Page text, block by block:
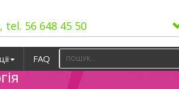
tel. 56 648 45 50
FAQ